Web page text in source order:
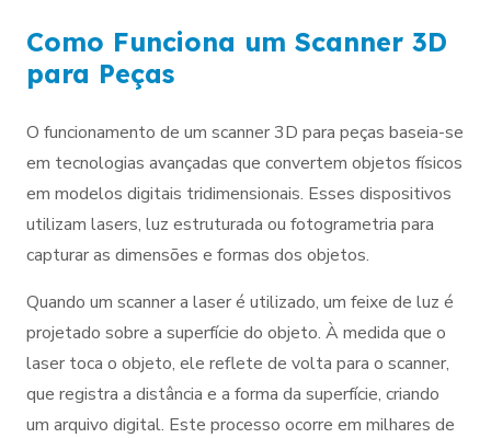
Como Funciona um Scanner 3D
para Peças
O funcionamento de um scanner 3D para peças baseia-se
em tecnologias avançadas que convertem objetos físicos
em modelos digitais tridimensionais. Esses dispositivos
utilizam lasers, luz estruturada ou fotogrametria para
capturar as dimensões e formas dos objetos.
Quando um scanner a laser é utilizado, um feixe de luz é
projetado sobre a superfície do objeto. À medida que o
laser toca o objeto, ele reflete de volta para o scanner,
que registra a distância e a forma da superfície, criando
um arquivo digital. Este processo ocorre em milhares de